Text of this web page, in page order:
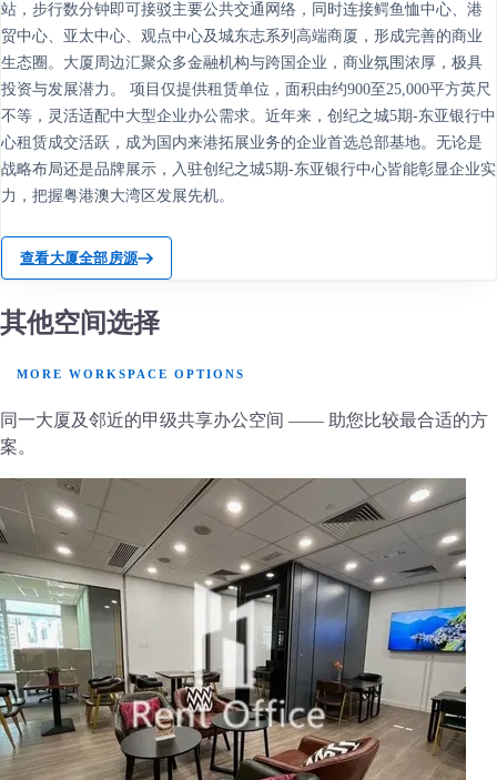
站，步行数分钟即可接驳主要公共交通网络，同时连接鳄鱼恤中心、港
贸中心、亚太中心、观点中心及城东志系列高端商厦，形成完善的商业
生态圈。大厦周边汇聚众多金融机构与跨国企业，商业氛围浓厚，极具
投资与发展潜力。 项目仅提供租赁单位，面积由约900至25,000平方英尺
不等，灵活适配中大型企业办公需求。近年来，创纪之城5期-东亚银行中
心租赁成交活跃，成为国内来港拓展业务的企业首选总部基地。无论是
战略布局还是品牌展示，入驻创纪之城5期-东亚银行中心皆能彰显企业实
力，把握粤港澳大湾区发展先机。
查看大厦全部房源
其他空间选择
MORE WORKSPACE OPTIONS
同一大厦及邻近的甲级共享办公空间 —— 助您比较最合适的方
案。